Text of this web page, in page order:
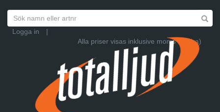
Logga in
|
Alla priser visas inklusive moms (Ändra)